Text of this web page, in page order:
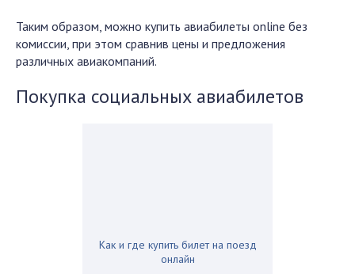
Таким образом, можно купить авиабилеты online без
комиссии, при этом сравнив цены и предложения
различных авиакомпаний.
Покупка социальных авиабилетов
Как и где купить билет на поезд
онлайн